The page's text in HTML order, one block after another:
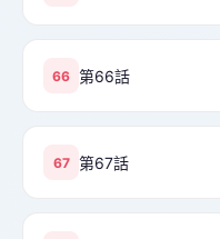
66 第66話
67 第67話